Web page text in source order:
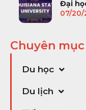
Đại
07/20/
Chuyên mục
Du học
Du lịch